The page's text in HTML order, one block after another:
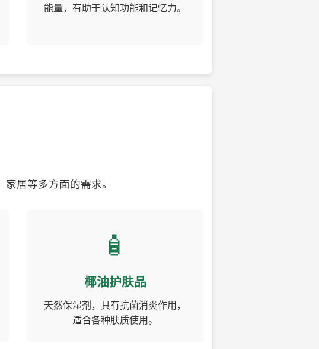
能量，有助于认知功能和记忆力。
居等多方面的需求。
🧴
椰油护肤品
天然保湿剂，具有抗菌消炎作用，
适合各种肤质使用。